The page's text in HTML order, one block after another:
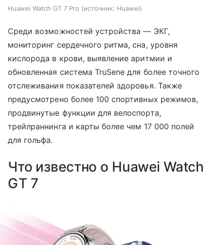
Huawei Watch GT 7 Pro источник: Huawei
Среди возможностей устройства — ЭКГ,
мониторинг сердечного ритма, сна, уровня
кислорода в крови, выявление аритмии и
обновленная система TruSene для более точного
отслеживания показателей здоровья. Также
предусмотрено более 100 спортивных режимов,
продвинутые функции для велоспорта,
трейлраннинга и карты более чем 17 000 полей
для гольфа.
Что известно о Huawei Watch
GT 7